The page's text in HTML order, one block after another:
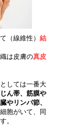
（線維性） 結
は皮膚の真皮
しては一番大
ん帯、筋膜や
やリンパ節、
胞がいて、同
。